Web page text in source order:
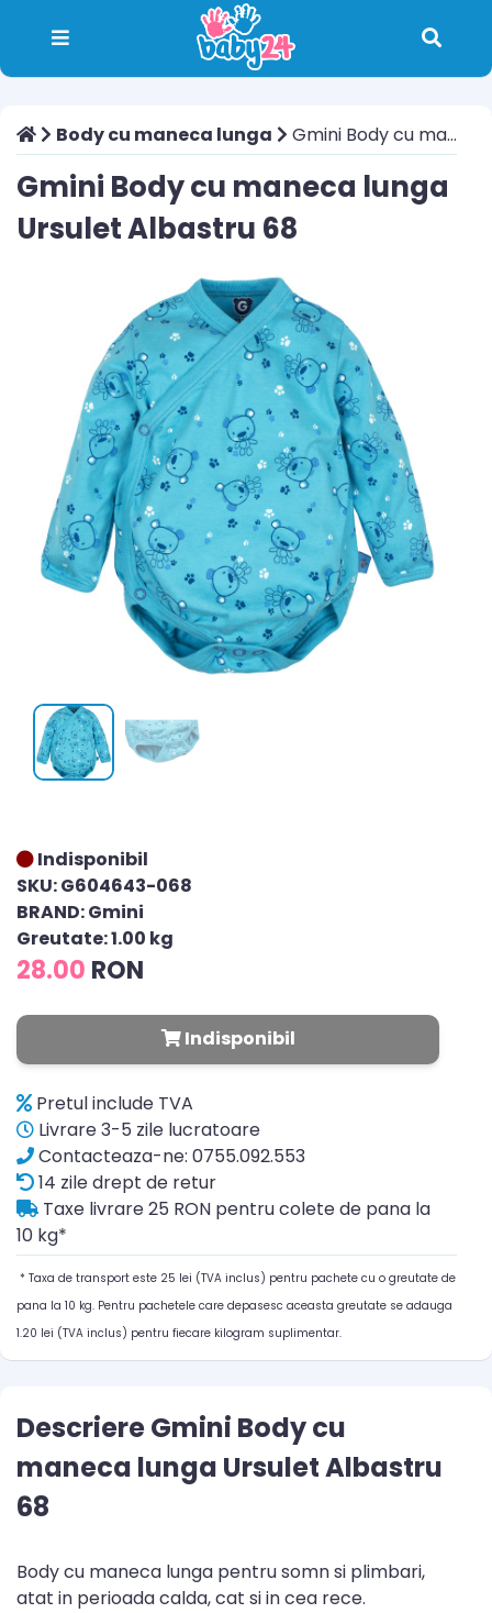
Body cu maneca lunga Gmini Body cu maneca lunga Ursulet Albastru 68
Gmini Body cu maneca lunga
Ursulet Albastru 68
Indisponibil
SKU: G604643-068
BRAND: Gmini
Greutate: 1.00 kg
28.00 RON
Indisponibil
Pretul include TVA
Livrare 3-5 zile lucratoare
Contacteaza-ne: 0755.092.553
14 zile drept de retur
Taxe livrare 25 RON pentru colete de pana la
10 kg*
* Taxa de transport este 25 lei (TVA inclus) pentru pachete cu o greutate de
pana la 10 kg. Pentru pachetele care depasesc aceasta greutate se adauga
1.20 lei (TVA inclus) pentru fiecare kilogram suplimentar.
Descriere Gmini Body cu
maneca lunga Ursulet Albastru
68
Body cu maneca lunga pentru somn si plimbari,
atat in perioada calda, cat si in cea rece.